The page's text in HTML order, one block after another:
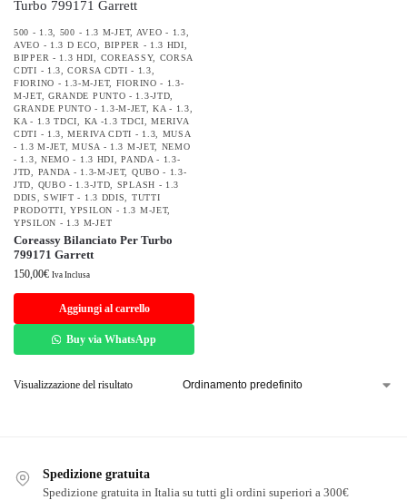
500 - 1.3 500 - 1.3 M-JET, AVEO - 1.3
AVEO - 1.3 D ECO
BIPPER - 1.3 HDI
BIPPER - 1.3 HDI
COREASSY, CORSA
CDTI - 1.3 ,CORSA CDTI - 1.3
FIORINO - 1.3-M-JET, FIORINO - 1.3-
M-JET, GRANDE PUNTO - 1.3-JTD
GRANDE PUNTO - 1.3-M-JET,KA - 1.3
KA - 1.3 TDCI
KA -1.3 TDCI ,MERIVA
CDTI - 1.3 ,MERIVA CDTI - 1.3
MUSA
- 1.3 M-JET,MUSA - 1.3 M-JET, NEMO
- 1.3
NEMO - 1.3 HDI ,PANDA - 1.3-
JTD
PANDA - 1.3-M-JET, QUBO - 1.3-
JTD
QUBO - 1.3-JTD
SPLASH - 1.3
DDIS
,SWIFT - 1.3 DDIS
TUTTI
PRODOTTI ,YPSILON - 1.3 M-JET,
YPSILON - 1.3 M-JET
Coreassy Bilanciato Per Turbo
799171 Garrett
150,00€ Iva Inclusa
Aggiungi al carrello
Buy via WhatsApp
Visualizzazione del risultato
Spedizione gratuita
Spedizione gratuita in Italia su tutti gli ordini superiori a 300€